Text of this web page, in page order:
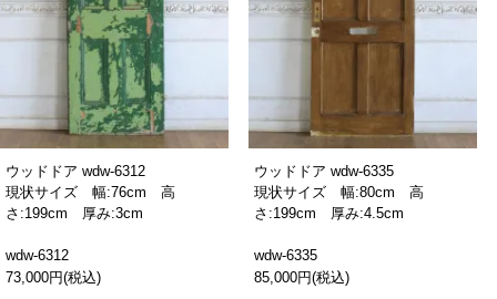
ウッドドア wdw-6312
現状サイズ 幅:76cm 高
さ:199cm 厚み:3cm
wdw-6312
73,000円(税込)
ウッドドア wdw-6335
現状サイズ 幅:80cm 高
さ:199cm 厚み:4.5cm
wdw-6335
85,000円(税込)